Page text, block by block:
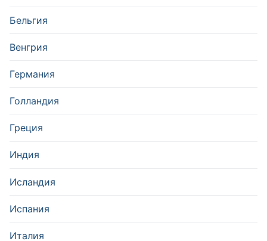
Бельгия
Венгрия
Германия
Голландия
Греция
Индия
Исландия
Испания
Италия